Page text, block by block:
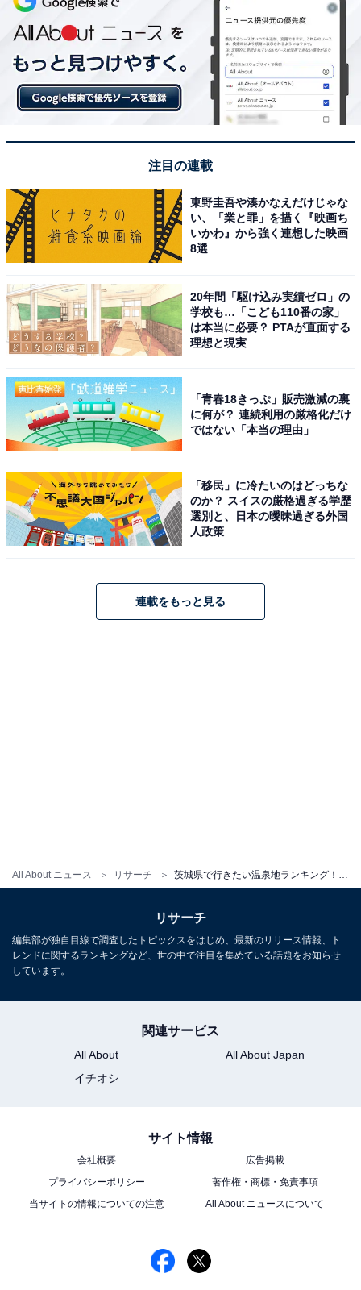
All About ニュース リサーチ
注目の連載
東野圭吾や湊かなえだけじゃな
い、「業と罪」を描く『映画ち
いかわ』から強く連想した映画
8選
20年間「駆け込み実績ゼロ」の
学校も…「こども110番の家」
は本当に必要？ PTAが直面する
理想と現実
「青春18きっぷ」販売激減の裏
に何が？ 連続利用の厳格化だけ
ではない「本当の理由」
「移民」に冷たいのはどっちな
のか？ スイスの厳格過ぎる学歴
選別と、日本の曖昧過ぎる外国
人政策
連載をもっと見る
リサーチ
編集部が独自目線で調査したトピックスをはじめ、最新のリリース情報、ト
レンドに関するランキングなど、世の中で注目を集めている話題をお知らせ
しています。
関連サービス
All About
All About Japan
イチオシ
サイト情報
会社概要
広告掲載
プライバシーポリシー
著作権・商標・免責事項
当サイトの情報についての注意
All About ニュースについて